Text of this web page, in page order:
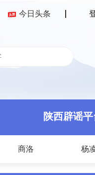
今日头条
陕西辟谣
商洛 杨